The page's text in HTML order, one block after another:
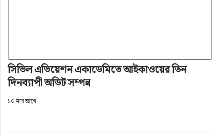
সিভিল এভিয়েশন একাডেমিতে আইকাওয়ের তিন
দিনব্যাপী অডিট সম্পন্ন
১০ মাস আগে